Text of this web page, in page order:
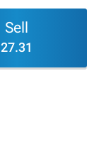
Sell
27.31